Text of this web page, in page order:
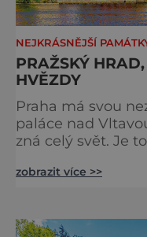
NEJKRÁSNĚJŠÍ
PRAŽSKÝ
HVĚZDY
Praha má svou
paláce nad
zná celý svět. Je
jediný Čech, který
metropole, má ho
zobrazit více >>